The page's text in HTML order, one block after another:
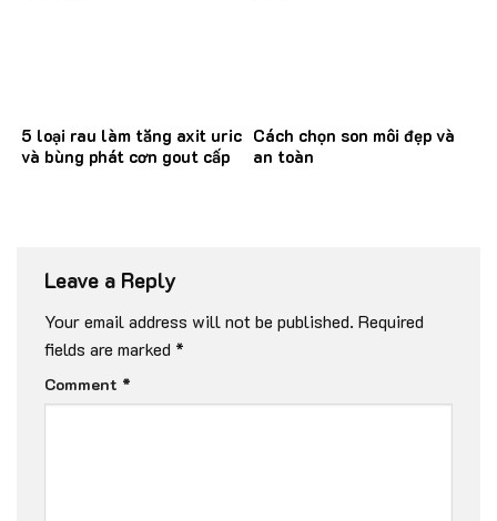
5 loại rau làm tăng axit uric
và bùng phát cơn gout cấp
Cách chọn son môi đẹp và
an toàn
Leave a Reply
Your email address will not be published. Required
fields are marked *
Comment *